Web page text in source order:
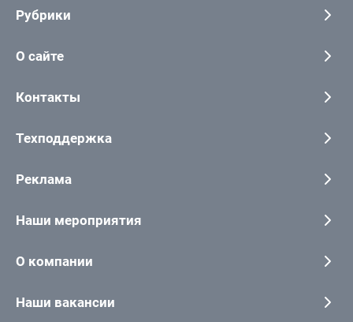
Рубрики
О сайте
Контакты
Техподдержка
Реклама
Наши мероприятия
О компании
Наши вакансии